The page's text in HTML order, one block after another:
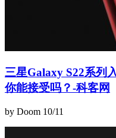
三星Galaxy S22系列
你能接受吗？-科客网
by Doom 10/11